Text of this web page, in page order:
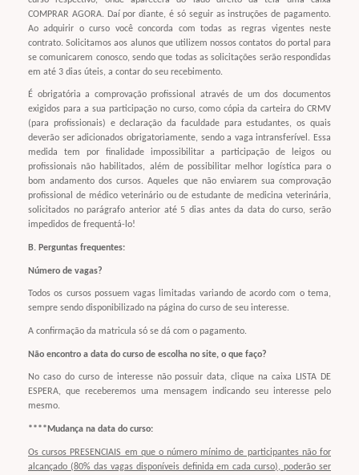
COMPRAR AGORA. Daí por diante, é só seguir as instruções de pagamento.
Ao adquirir o curso você concorda com todas as regras vigentes neste
contrato. Solicitamos aos alunos que utilizem nossos contatos do portal para
se comunicarem conosco, sendo que todas as solicitações serão respondidas
em até 3 dias úteis, a contar do seu recebimento.
É obrigatória a comprovação profissional através de um dos documentos
exigidos para a sua participação no curso, como cópia da carteira do CRMV
(para profissionais) e declaração da faculdade para estudantes, os quais
deverão ser adicionados obrigatoriamente, sendo a vaga intransferível. Essa
medida tem por finalidade impossibilitar a participação de leigos ou
profissionais não habilitados, além de possibilitar melhor logística para o
bom andamento dos cursos. Aqueles que não enviarem sua comprovação
profissional de médico veterinário ou de estudante de medicina veterinária,
solicitados no parágrafo anterior até 5 dias antes da data do curso, serão
impedidos de frequentá-lo!
B. Perguntas frequentes:
Número de vagas?
Todos os cursos possuem vagas limitadas variando de acordo com o tema,
sempre sendo disponibilizado na página do curso de seu interesse.
A confirmação da matricula só se dá com o pagamento.
Não encontro a data do curso de escolha no site, o que faço?
No caso do curso de interesse não possuir data, clique na caixa LISTA DE
ESPERA, que receberemos uma mensagem indicando seu interesse pelo
mesmo.
****Mudança na data do curso:
Os cursos PRESENCIAIS em que o número mínimo de participantes não for
alcançado (80% das vagas disponíveis definida em cada curso), poderão ser